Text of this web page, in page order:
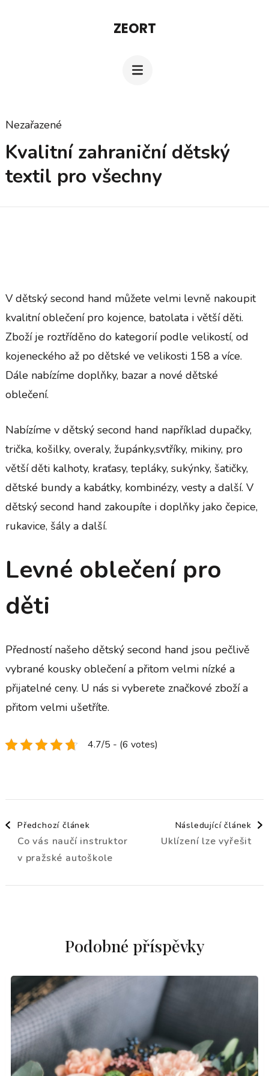
ZEORT
Nezařazené
Kvalitní zahraniční dětský
textil pro všechny
V dětský second hand můžete velmi levně nakoupit
kvalitní oblečení pro kojence, batolata i větší děti.
Zboží je roztříděno do kategorií podle velikostí, od
kojeneckého až po dětské ve velikosti 158 a více.
Dále nabízíme doplňky, bazar a nové dětské
oblečení.
Nabízíme v dětský second hand například dupačky,
trička, košilky, overaly, župánky,svtříky, mikiny, pro
větší děti kalhoty, kraťasy, tepláky, sukýnky, šatičky,
dětské bundy a kabátky, kombinézy, vesty a další. V
dětský second hand zakoupíte i doplňky jako čepice,
rukavice, šály a další.
Levné oblečení pro
děti
Předností našeho dětský second hand jsou pečlivě
vybrané kousky oblečení a přitom velmi nízké a
přijatelné ceny. U nás si vyberete značkové zboží a
přitom velmi ušetříte.
4.7/5 - (6 votes)
Navigace
příspěvku
Předchozí článek
Co vás naučí instruktor
v pražské autoškole
Následující článek
Uklízení lze vyřešit
Podobné příspěvky